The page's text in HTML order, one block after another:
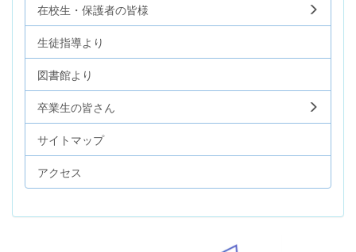
在校生・保護者の皆様
生徒指導より
図書館より
卒業生の皆さん
サイトマップ
アクセス